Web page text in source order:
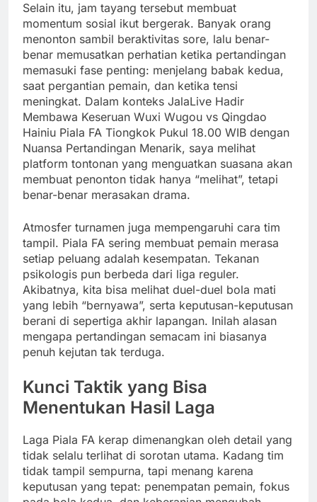
Selain itu, jam tayang tersebut membuat
momentum sosial ikut bergerak. Banyak orang
menonton sambil beraktivitas sore, lalu benar-
benar memusatkan perhatian ketika pertandingan
memasuki fase penting: menjelang babak kedua,
saat pergantian pemain, dan ketika tensi
meningkat. Dalam konteks JalaLive Hadir
Membawa Keseruan Wuxi Wugou vs Qingdao
Hainiu Piala FA Tiongkok Pukul 18.00 WIB dengan
Nuansa Pertandingan Menarik, saya melihat
platform tontonan yang menguatkan suasana akan
membuat penonton tidak hanya “melihat”, tetapi
benar-benar merasakan drama.
Atmosfer turnamen juga mempengaruhi cara tim
tampil. Piala FA sering membuat pemain merasa
setiap peluang adalah kesempatan. Tekanan
psikologis pun berbeda dari liga reguler.
Akibatnya, kita bisa melihat duel-duel bola mati
yang lebih “bernyawa”, serta keputusan-keputusan
berani di sepertiga akhir lapangan. Inilah alasan
mengapa pertandingan semacam ini biasanya
penuh kejutan tak terduga.
Kunci Taktik yang Bisa
Menentukan Hasil Laga
Laga Piala FA kerap dimenangkan oleh detail yang
tidak selalu terlihat di sorotan utama. Kadang tim
tidak tampil sempurna, tapi menang karena
keputusan yang tepat: penempatan pemain, fokus